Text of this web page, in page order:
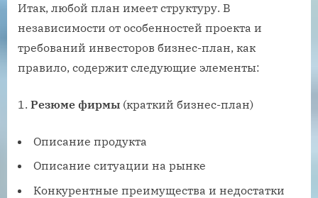
Итак, любой план имеет структуру. В
независимости от особенностей проекта и
требований инвесторов бизнес-план, как
правило, содержит следующие элементы:
1. Резюме фирмы (краткий бизнес-план)
Описание продукта
Описание ситуации на рынке
Конкурентные преимущества и недостатки